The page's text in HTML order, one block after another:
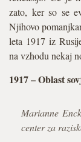
zato, ker so se
Njihovo
leta 1917 iz
na vzhodu nekaj
1917 – Oblast
Marianne
center za